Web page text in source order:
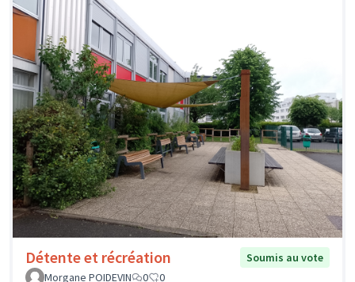
Détente et récréation
Soumis au vote
Morgane POIDEVIN
0 0